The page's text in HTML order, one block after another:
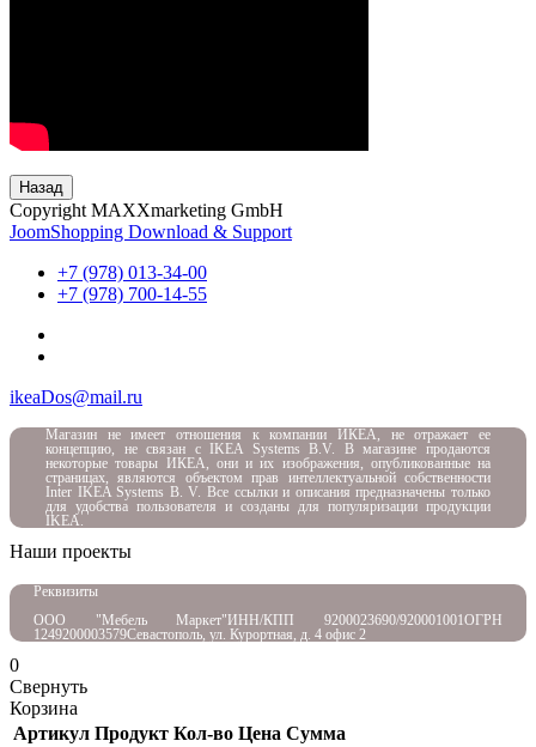
Назад
Copyright MAXXmarketing GmbH
JoomShopping Download & Support
+7 (978) 013-34-00
+7 (978) 700-14-55
ikeaDos@mail.ru
Магазин не имеет отношения к компании ИКЕА, не отражает ее
концепцию, не связан с
IKEA Systems B.V. В магазине продаются
некоторые товары ИКЕА, они и их изображения, опубликованные на
страницах, являются объектом прав интеллектуальной собственности
Inter IKEA Systems B. V. Все ссылки и описания предназначены только
для удобства пользователя и созданы для популяризации продукции
IKEA.
Наши проекты
Реквизиты
ООО "Мебель Маркет"ИНН/КПП 9200023690/920001001ОГРН
1249200003579Севастополь, ул. Курортная, д. 4 офис 2
0
Свернуть
Корзина
Артикул Продукт Кол-во Цена Сумма